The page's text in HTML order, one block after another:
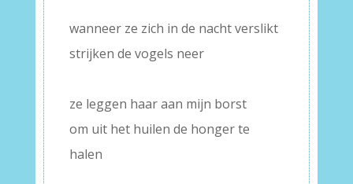
wanneer ze zich in de nacht verslikt
strijken de vogels neer
ze leggen haar aan mijn borst
om uit het huilen de honger te
halen